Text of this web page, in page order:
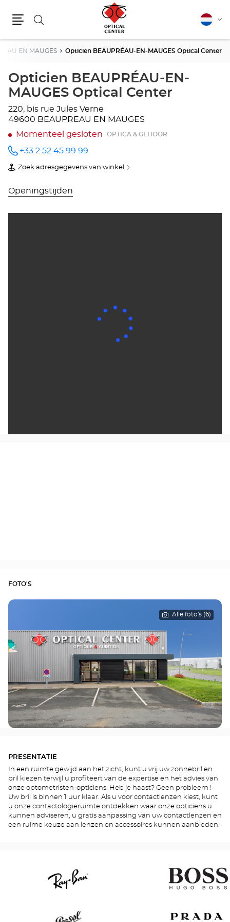
Zoeken
EN MAUGES Opticien BEAUPRÉAU-EN-MAUGES Optical Center
Opticien BEAUPRÉAU-EN-
MAUGES Optical Center
220, bis rue Jules Verne
49600 BEAUPREAU EN MAUGES
Momenteel gesloten
OPTICA & GEHOOR
telefoonnummer
+33 2 52 45 99 99
Zoek adresgegevens van winkel
van
BEAUPRÉAU-
EN-
Optical
Openingstijden
FOTO'S
Alle foto's (6)
PRESENTATIE
In een ruimte gewijd aan het zicht, kunt u vrij uw zonnebril en
bril kiezen terwijl u profiteert van de expertise en het advies van
onze optometristen-opticiens. Heb je haast? Geen probleem !
Uw bril is binnen 1 uur klaar. Als u voor contactlenzen kiest, kunt
u onze contactologieruimte ontdekken waar onze opticiens u
kunnen adviseren, u gratis aanpassing van uw contactlenzen en
een ruime keuze aan lenzen en accessoires kunnen aanbieden.